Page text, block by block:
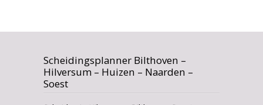
Scheidingsplanner Bilthoven –
Hilversum – Huizen – Naarden –
Soest